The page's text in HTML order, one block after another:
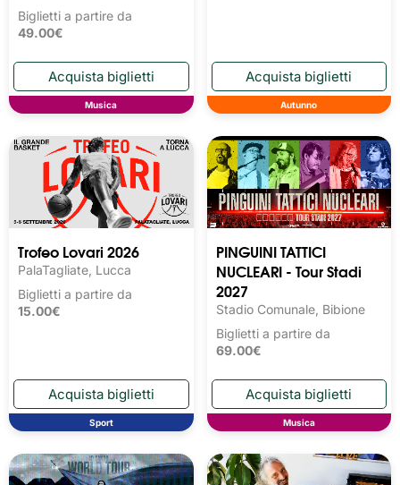
Biglietti a partire da
49.00€
Musica Autunno
Trofeo Lovari 2026
PalaTagliate, Lucca
Biglietti a partire da
15.00€
Sport
PINGUINI TATTICI
NUCLEARI - Tour Stadi
2027
Stadio Comunale, Bibione
Biglietti a partire da
69.00€
Musica